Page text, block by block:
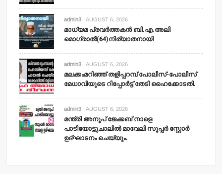
admin3 AUGUST 6, 2026
മാധ്യമ പ്രവര്‍ത്തകന്‍ ബി.എ.അലി
മൊഗ്രാല്‍(64)നിര്യാതനായി
admin3 AUGUST 6, 2026
മലക്കംമറിഞ്ഞ് തളിപ്പറമ്പ് പോലീസ്-പോലീസ്
മേധാവിയുടെ റിപ്പോര്‍ട്ട് തേടി ഹൈക്കോടതി.
admin3 AUGUST 6, 2026
മന്ത്രി അനൂപ് ജേക്കബ് നാളെ
പാടിയോട്ടുചാലില്‍ മാവേലി സൂപ്പര്‍ സ്റ്റോര്‍
ഉദ്ഘാടനം ചെയ്യും.